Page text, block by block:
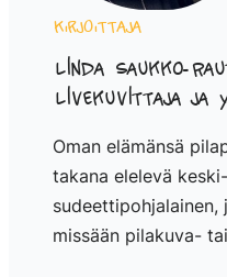
Kirjoittaja
Linda Saukko-
Livekuvittaja ja
Oman elämänsä
takana elelevä
missään pilakuva-